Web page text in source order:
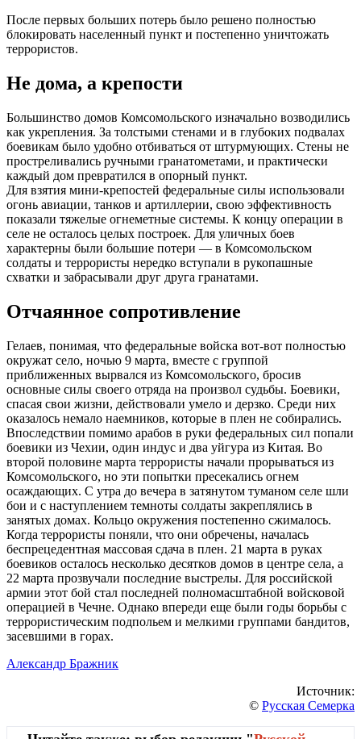
После первых больших потерь было решено полностью
блокировать населенный пункт и постепенно уничтожать
террористов.
Не дома, а крепости
Большинство домов Комсомольского изначально возводились
как укрепления. За толстыми стенами и в глубоких подвалах
боевикам было удобно отбиваться от штурмующих. Стены не
простреливались ручными гранатометами, и практически
каждый дом превратился в опорный пункт.
Для взятия мини-крепостей федеральные силы использовали
огонь авиации, танков и артиллерии, свою эффективность
показали тяжелые огнеметные системы. К концу операции в
селе не осталось целых построек. Для уличных боев
характерны были большие потери — в Комсомольском
солдаты и террористы нередко вступали в рукопашные
схватки и забрасывали друг друга гранатами.
Отчаянное сопротивление
Гелаев, понимая, что федеральные войска вот-вот полностью
окружат село, ночью 9 марта, вместе с группой
приближенных вырвался из Комсомольского, бросив
основные силы своего отряда на произвол судьбы. Боевики,
спасая свои жизни, действовали умело и дерзко. Среди них
оказалось немало наемников, которые в плен не собирались.
Впоследствии помимо арабов в руки федеральных сил попали
боевики из Чехии, один индус и два уйгура из Китая. Во
второй половине марта террористы начали прорываться из
Комсомольского, но эти попытки пресекались огнем
осаждающих. С утра до вечера в затянутом туманом селе шли
бои и с наступлением темноты солдаты закреплялись в
занятых домах. Кольцо окружения постепенно сжималось.
Когда террористы поняли, что они обречены, началась
беспрецедентная массовая сдача в плен. 21 марта в руках
боевиков осталось несколько десятков домов в центре села, а
22 марта прозвучали последние выстрелы. Для российской
армии этот бой стал последней полномасштабной войсковой
операцией в Чечне. Однако впереди еще были годы борьбы с
террористическим подпольем и мелкими группами бандитов,
засевшими в горах.
Александр Бражник
Источник:
© Русская Семерка